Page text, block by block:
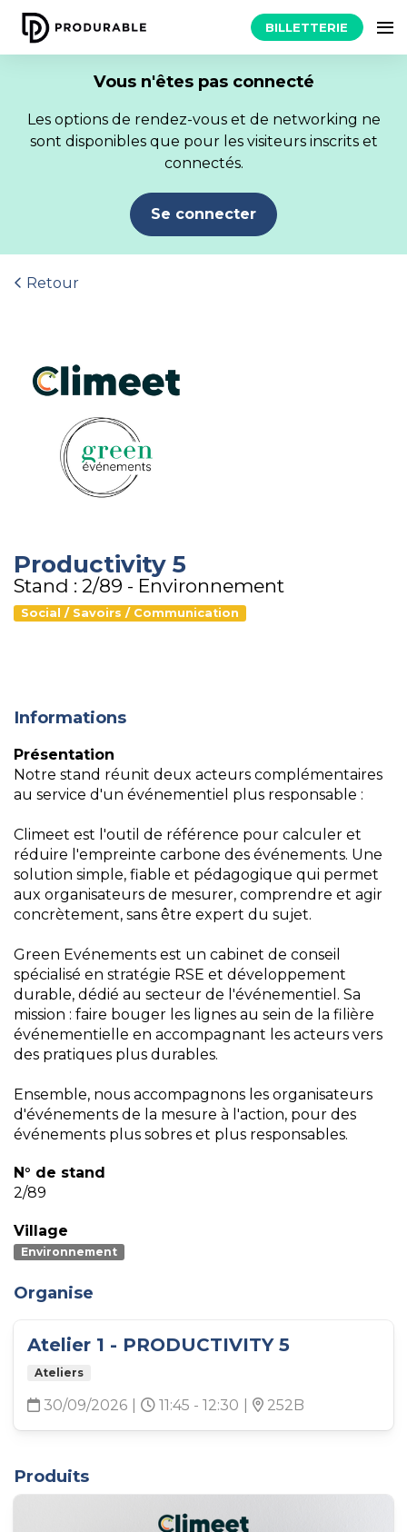
BILLETTERIE
Vous n'êtes pas connecté
Les options de rendez-vous et de networking ne
sont disponibles que pour les visiteurs inscrits et
connectés.
Se connecter
Retour
Productivity 5
Stand : 2/89 - Environnement
Social / Savoirs / Communication
Informations
Présentation
Notre stand réunit deux acteurs complémentaires
au service d'un événementiel plus responsable :
Climeet est l'outil de référence pour calculer et
réduire l'empreinte carbone des événements. Une
solution simple, fiable et pédagogique qui permet
aux organisateurs de mesurer, comprendre et agir
concrètement, sans être expert du sujet.
Green Evénements est un cabinet de conseil
spécialisé en stratégie RSE et développement
durable, dédié au secteur de l'événementiel. Sa
mission : faire bouger les lignes au sein de la filière
événementielle en accompagnant les acteurs vers
des pratiques plus durables.
Ensemble, nous accompagnons les organisateurs
d'événements de la mesure à l'action, pour des
événements plus sobres et plus responsables.
N° de stand
2/89
Village
Environnement
Organise
Atelier 1 - PRODUCTIVITY 5
Ateliers
30/09/2026 11:45 - 12:30 252B
Produits